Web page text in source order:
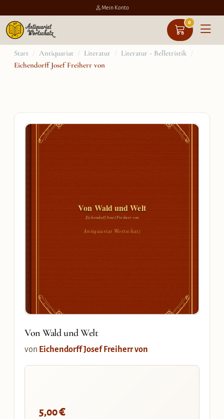
Mein Konto
0
Zum
Inhalt
Start / Antiquariat / Literatur / Literatur - Belletristik /
Eichendorff Josef Freiherr von
Von Wald und Welt
Eichendorff Josef Freiherr von
Antiquariat Wortschatz
Von Wald und Welt
von Eichendorff Josef Freiherr von
5,00€